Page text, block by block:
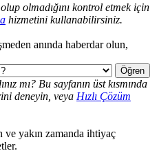
olmadığını kontrol etmek için
hizmetini kullanabilirsiniz.
anında haberdar olun,
Öğren
mı? Bu sayfanın üst kısmında
deneyin, veya Hızlı Çözüm
ve yakın zamanda ihtiyaç